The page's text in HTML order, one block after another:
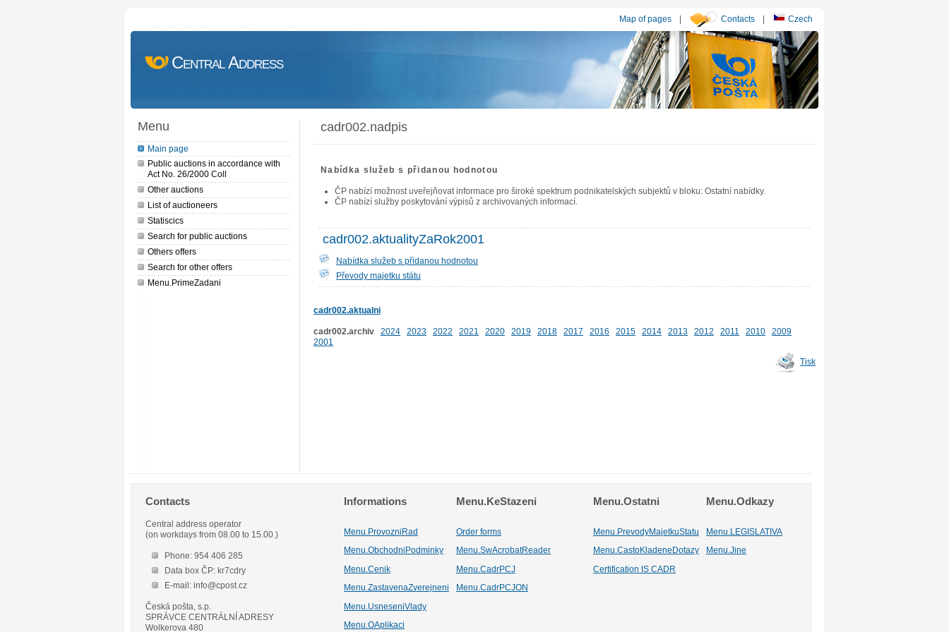
Map of pages | Contacts | Czech
Central Address
Menu
Main page
Public auctions in accordance with
Act No. 26/2000 Coll
Other auctions
List of auctioneers
Statiscics
Search for public auctions
Others offers
Search for other offers
Menu.PrimeZadani
cadr002.nadpis
Nabídka služeb s přidanou hodnotou
ČP nabízí možnost uveřejňovat informace pro široké spektrum podnikatelských subjektů v bloku: Ostatní nabídky.
ČP nabízí služby poskytování výpisů z archivovaných informací.
cadr002.aktualityZaRok2001
Nabídka služeb s přidanou hodnotou
Převody majetku státu
cadr002.aktualni
cadr002.archiv 2024 2023 2022 2021 2020 2019 2018 2017 2016 2015 2014 2013 2012 2011 2010
2009
2001
Tisk
Contacts
Central address operator
(on workdays from 08.00 to 15.00.)
Phone: 954 406 285
Data box ČP: kr7cdry
E-mail: info@cpost.cz
Česká pošta, s.p.
SPRÁVCE CENTRÁLNÍ ADRESY
Wolkerova 480
Informations Menu.KeStazeni Menu.Ostatni Menu.Odkazy
Menu.ProvozniRad Order forms Menu.PrevodyMajetkuStatu
Menu.LEGISLATIVA
Menu.ObchodniPodminky
Menu.SwAcrobatReader Menu.CastoKladeneDotazy Menu.Jine
Menu.Cenik Menu.CadrPCJ
Certification IS CADR
Menu.ZastavenaZverejneni
Menu.CadrPCJON
Menu.UsneseniVlady
Menu.OAplikaci